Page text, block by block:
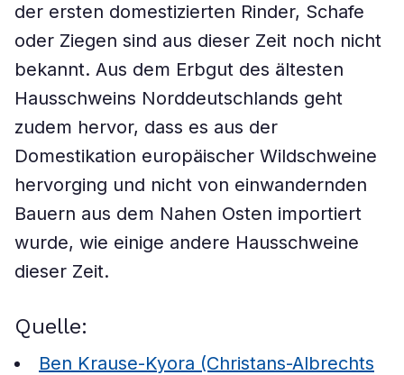
der ersten domestizierten Rinder, Schafe
oder Ziegen sind aus dieser Zeit noch nicht
bekannt. Aus dem Erbgut des ältesten
Hausschweins Norddeutschlands geht
zudem hervor, dass es aus der
Domestikation europäischer Wildschweine
hervorging und nicht von einwandernden
Bauern aus dem Nahen Osten importiert
wurde, wie einige andere Hausschweine
dieser Zeit.
Quelle:
Ben Krause-Kyora (Christans-Albrechts